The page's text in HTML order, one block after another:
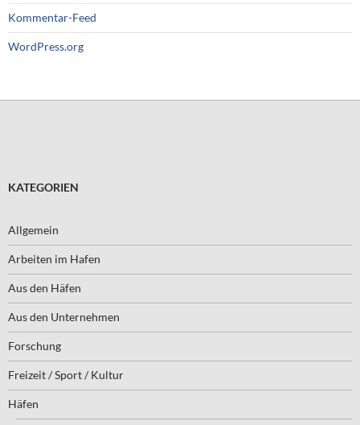
Kommentar-Feed
WordPress.org
KATEGORIEN
Allgemein
Arbeiten im Hafen
Aus den Häfen
Aus den Unternehmen
Forschung
Freizeit / Sport / Kultur
Häfen